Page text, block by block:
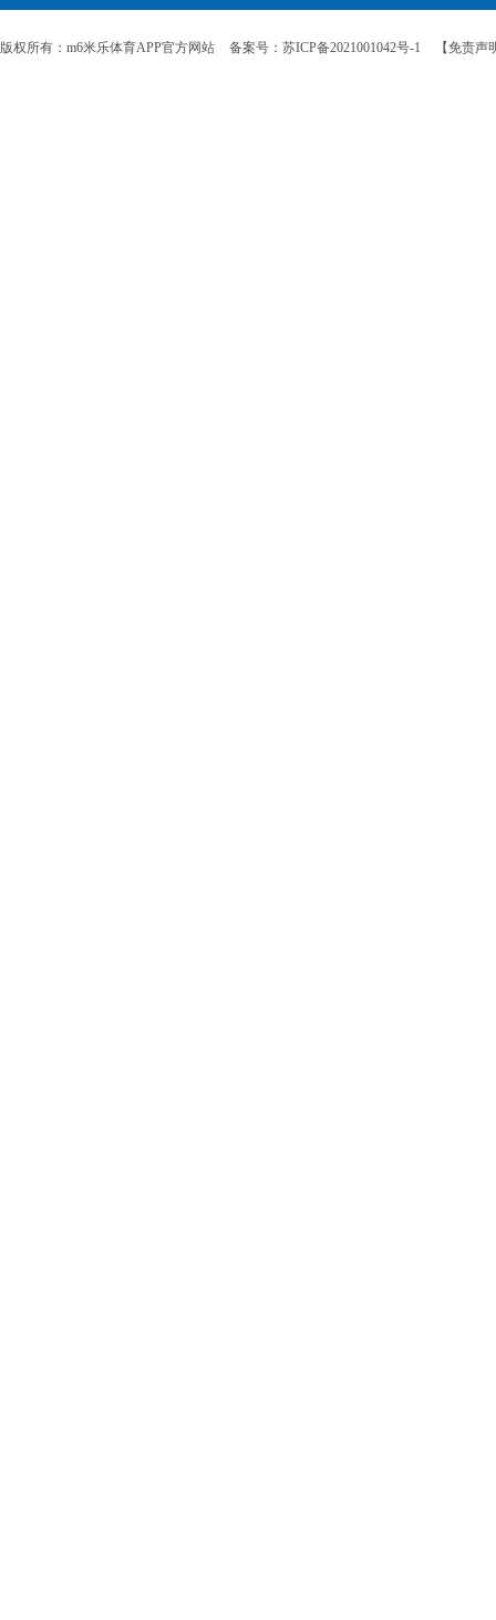
版权所有：m6米乐体育APP官方网站 备案号：苏ICP备2021001042号-1 【免责声